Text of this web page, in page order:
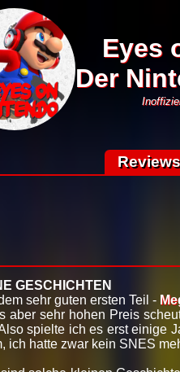
Eyes
Der
Reviews
GESCHICHTEN
sehr guten ersten Teil -
aber sehr hohen Preis
spielte ich es erst einige
ich hatte zwar kein SNES